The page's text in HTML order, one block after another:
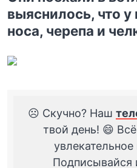
выяснилось, что у
носа, черепа и
☹️ Скучно? Наш
твой день! 😄
Подписывайся